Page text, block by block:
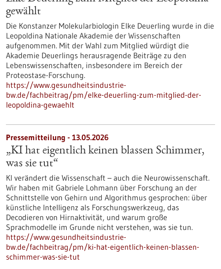
gewählt
Die Konstanzer Molekularbiologin Elke Deuerling wurde in die
Leopoldina Nationale Akademie der Wissenschaften
aufgenommen. Mit der Wahl zum Mitglied würdigt die
Akademie Deuerlings herausragende Beiträge zu den
Lebenswissenschaften, insbesondere im Bereich der
Proteostase-Forschung.
https://www.gesundheitsindustrie-
bw.de/fachbeitrag/pm/elke-deuerling-zum-mitglied-der-
leopoldina-gewaehlt
Pressemitteilung - 13.05.2026
„KI hat eigentlich keinen blassen Schimmer,
was sie tut“
KI verändert die Wissenschaft – auch die Neurowissenschaft.
Wir haben mit Gabriele Lohmann über Forschung an der
Schnittstelle von Gehirn und Algorithmus gesprochen: über
künstliche Intelligenz als Forschungswerkzeug, das
Decodieren von Hirnaktivität, und warum große
Sprachmodelle im Grunde nicht verstehen, was sie tun.
https://www.gesundheitsindustrie-
bw.de/fachbeitrag/pm/ki-hat-eigentlich-keinen-blassen-
schimmer-was-sie-tut